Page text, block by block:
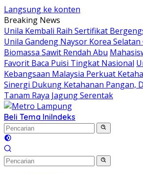
Langsung ke konten
Breaking News
Unila Kembali Raih Sertifikat
Unila Gandeng Naysor Korea Selatan
Biomassa Sawit Rendah Abu
Favorit Baca Puisi Tingkat Nasional
Kebangsaan Malaysia Perkuat
Sinergi Dukung Ketahanan Pangan,
Tanam Raya Jagung Serentak
Beli Tema IniIndeks